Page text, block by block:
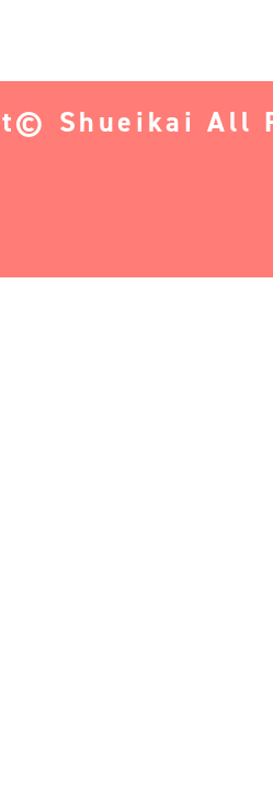
Shueikai All